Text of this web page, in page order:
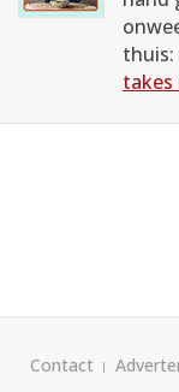
thuis:
takes
Contact